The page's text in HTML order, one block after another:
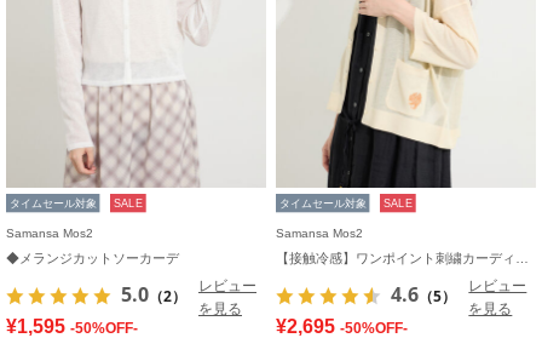
タイムセール対象 SALE
Samansa Mos2
◆メランジカットソーカーデ
5.0 （2）
レビュー
を見る
¥1,595 -50%OFF-
タイムセール対象 SALE
Samansa Mos2
4.6 （5）
レビュー
を見る
¥2,695 -50%OFF-